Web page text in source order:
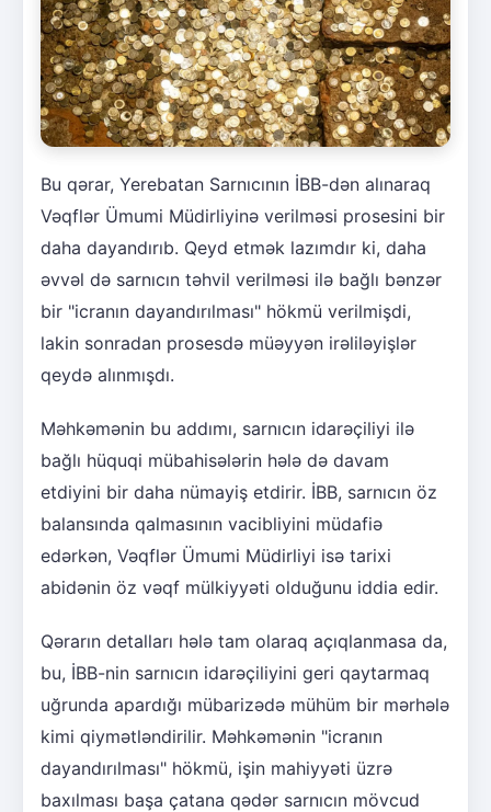
Bu qərar, Yerebatan Sarnıcının İBB-dən alınaraq
Vəqflər Ümumi Müdirliyinə verilməsi prosesini bir
daha dayandırıb. Qeyd etmək lazımdır ki, daha
əvvəl də sarnıcın təhvil verilməsi ilə bağlı bənzər
bir "icranın dayandırılması" hökmü verilmişdi,
lakin sonradan prosesdə müəyyən irəliləyişlər
qeydə alınmışdı.
Məhkəmənin bu addımı, sarnıcın idarəçiliyi ilə
bağlı hüquqi mübahisələrin hələ də davam
etdiyini bir daha nümayiş etdirir. İBB, sarnıcın öz
balansında qalmasının vacibliyini müdafiə
edərkən, Vəqflər Ümumi Müdirliyi isə tarixi
abidənin öz vəqf mülkiyyəti olduğunu iddia edir.
Qərarın detalları hələ tam olaraq açıqlanmasa da,
bu, İBB-nin sarnıcın idarəçiliyini geri qaytarmaq
uğrunda apardığı mübarizədə mühüm bir mərhələ
kimi qiymətləndirilir. Məhkəmənin "icranın
dayandırılması" hökmü, işin mahiyyəti üzrə
baxılması başa çatana qədər sarnıcın mövcud